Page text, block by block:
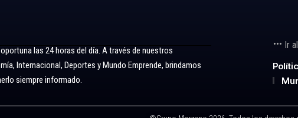
las 24 horas del día. A través de nuestros
Internacional, Deportes y Mundo Emprende, brindamos
siempre informado.
Ir